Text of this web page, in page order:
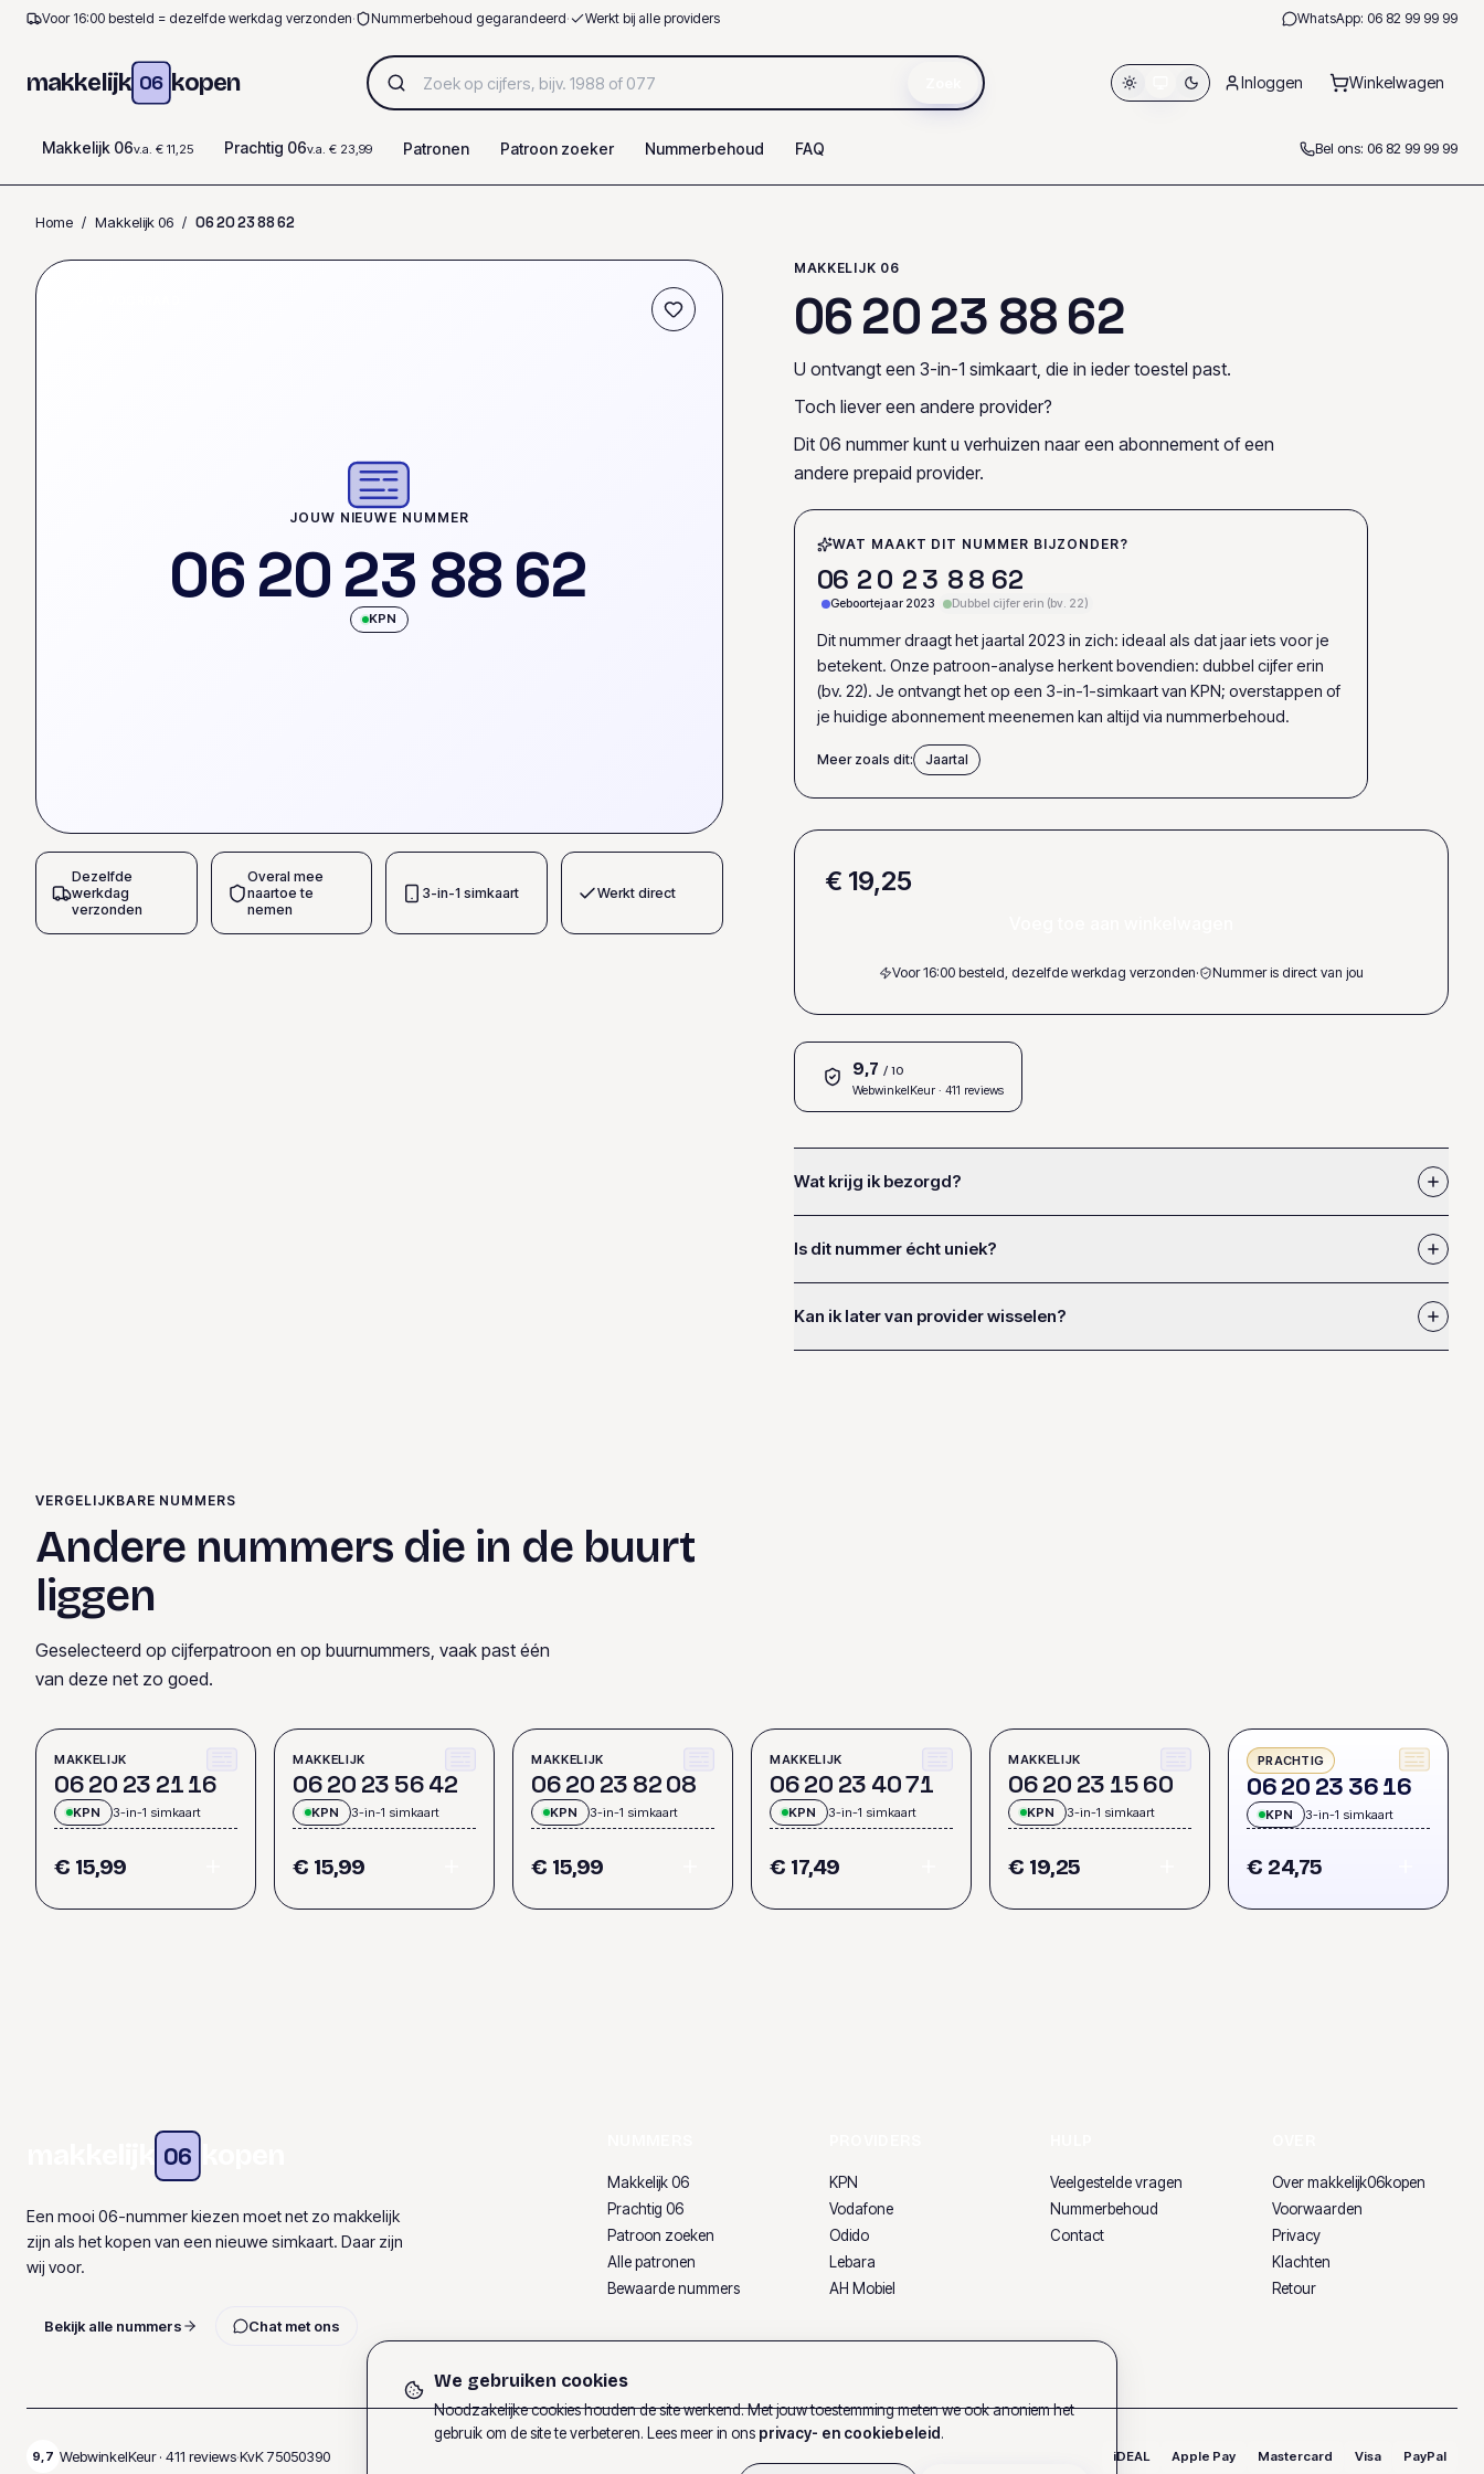
Voor 16:00 besteld = dezelfde werkdag verzonden· Nummerbehoud gegarandeerd· Werkt bij alle providers WhatsApp: 06 82 99 99 99
makkelijk 06 kopen Inloggen Winkelwagen
Makkelijk 06v.a. € 11,25 Prachtig 06v.a. € 23,99 Patronen Patroon zoeker Nummerbehoud FAQ Bel ons: 06 82 99 99 99
Home / Makkelijk 06 / 0620238862
JOUW NIEUWE NUMMER
062023 8862
KPN
Dezelfde
werkdag
verzonden
Overal mee
naartoe te
nemen
3-in-1 simkaart Werkt direct
MAKKELIJK 06
062023 8862
U ontvangt een 3-in-1 simkaart, die in ieder toestel past.
Toch liever een andere provider?
Dit 06 nummer kunt u verhuizen naar een abonnement of een
andere prepaid provider.
WAT MAAKT DIT NUMMER BIJZONDER?
06 20 23 88 62
Geboortejaar 2023 Dubbel cijfer erin (bv. 22)
Dit nummer draagt het jaartal 2023 in zich: ideaal als dat jaar iets voor je
betekent. Onze patroon-analyse herkent bovendien: dubbel cijfer erin
(bv. 22). Je ontvangt het op een 3-in-1-simkaart van KPN; overstappen of
je huidige abonnement meenemen kan altijd via nummerbehoud.
Meer zoals dit: Jaartal
€ 19,25
Voor 16:00 besteld, dezelfde werkdag verzonden· Nummer is direct van jou
9,7 / 10
WebwinkelKeur· 411 reviews
Wat krijg ik bezorgd?
Is dit nummer écht uniek?
Kan ik later van provider wisselen?
VERGELIJKBARE NUMMERS
Andere nummers die in de buurt
liggen
Geselecteerd op cijferpatroon en op buurnummers, vaak past één
van deze net zo goed.
MAKKELIJK
0620 23 2116
KPN 3-in-1 simkaart
€ 15,99
MAKKELIJK
0620 23 5642
KPN 3-in-1 simkaart
€ 15,99
MAKKELIJK
0620 23 8208
KPN 3-in-1 simkaart
€ 15,99
MAKKELIJK
0620 23 4071
KPN 3-in-1 simkaart
€ 17,49
MAKKELIJK
0620 23 1560
KPN 3-in-1 simkaart
€ 19,25
PRACHTIG
0620 23 3616
KPN 3-in-1 simkaart
€ 24,75
06
Een mooi 06-nummer kiezen moet net zo makkelijk
zijn als het kopen van een nieuwe simkaart. Daar zijn
wij voor.
Bekijk alle nummers Chat met ons
Makkelijk 06
Prachtig 06
Patroon zoeken
Alle patronen
Bewaarde nummers
KPN
Vodafone
Odido
Lebara
AH Mobiel
Veelgestelde vragen
Nummerbehoud
Contact
Over makkelijk06kopen
Voorwaarden
Privacy
Klachten
Retour
9,7 WebwinkelKeur · 411 reviews·KvK75050390 iDEAL Apple Pay Mastercard Visa PayPal
We gebruiken cookies
Noodzakelijke cookies houden de site werkend. Met jouw toestemming meten we ook anoniem het
gebruik om de site te verbeteren. Lees meer in ons privacy- en cookiebeleid.